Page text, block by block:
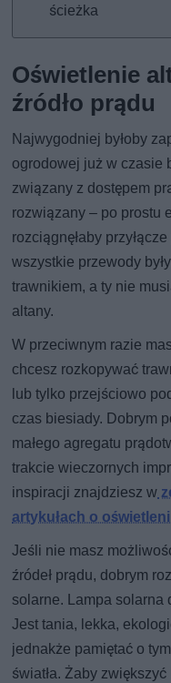
ścieżka
Oświetlenie
źródło prądu
Najwygodniej byłoby
ogrodowej już w czasie
związany z dostępem
rozwiązany – po prostu
rozciągnęłaby
wszystkie przewody
trawnikiem, a ty nie
altany.
W przeciwnym razie
chcesz rozkopywać
lub tylko przejściowo
czas biesiady. Dobrym
małego agregatu
trakcie wieczornych
inspiracji znajdziesz w
artykułach o
Jeśli nie masz
źródeł prądu, dobrym
solarne. Lampa solarna
Jest tania, lekka,
jednakże pamiętać o
światła. Żaby